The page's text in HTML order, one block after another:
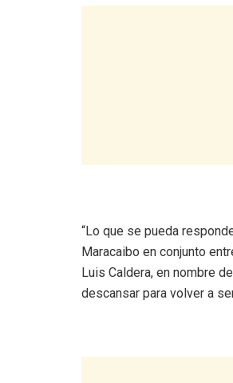
“Lo que se pueda
Maracaibo en conjunto
Luis Caldera, en nombre
descansar para volver a